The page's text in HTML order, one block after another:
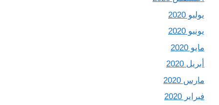
يوليو 2020
يونيو 2020
مايو 2020
أبريل 2020
مارس 2020
فبراير 2020